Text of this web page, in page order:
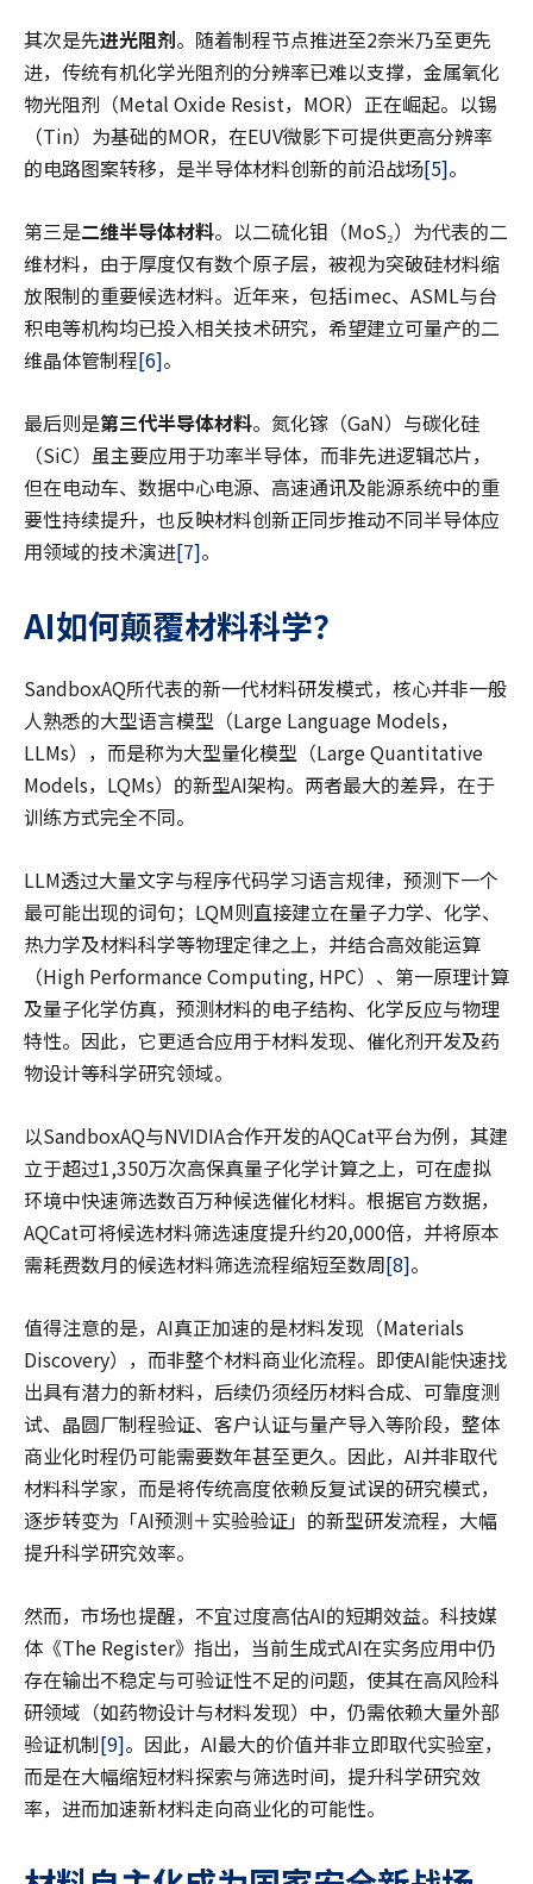
其次是先进光阻剂。随着制程节点推进至2奈米乃至更先
进，传统有机化学光阻剂的分辨率已难以支撑，金属氧化
物光阻剂（Metal Oxide Resist，MOR）正在崛起。以锡
（Tin）为基础的MOR，在EUV微影下可提供更高分辨率
的电路图案转移，是半导体材料创新的前沿战场[5]。
第三是二维半导体材料。以二硫化钼（MoS₂）为代表的二
维材料，由于厚度仅有数个原子层，被视为突破硅材料缩
放限制的重要候选材料。近年来，包括imec、ASML与台
积电等机构均已投入相关技术研究，希望建立可量产的二
维晶体管制程[6]。
最后则是第三代半导体材料。氮化镓（GaN）与碳化硅
（SiC）虽主要应用于功率半导体，而非先进逻辑芯片，
但在电动车、数据中心电源、高速通讯及能源系统中的重
要性持续提升，也反映材料创新正同步推动不同半导体应
用领域的技术演进[7]。
AI如何颠覆材料科学？
SandboxAQ所代表的新一代材料研发模式，核心并非一般
人熟悉的大型语言模型（Large Language Models，
LLMs），而是称为大型量化模型（Large Quantitative
Models，LQMs）的新型AI架构。两者最大的差异，在于
训练方式完全不同。
LLM透过大量文字与程序代码学习语言规律，预测下一个
最可能出现的词句；LQM则直接建立在量子力学、化学、
热力学及材料科学等物理定律之上，并结合高效能运算
（High Performance Computing, HPC）、第一原理计算
及量子化学仿真，预测材料的电子结构、化学反应与物理
特性。因此，它更适合应用于材料发现、催化剂开发及药
物设计等科学研究领域。
以SandboxAQ与NVIDIA合作开发的AQCat平台为例，其建
立于超过1,350万次高保真量子化学计算之上，可在虚拟
环境中快速筛选数百万种候选催化材料。根据官方数据，
AQCat可将候选材料筛选速度提升约20,000倍，并将原本
需耗费数月的候选材料筛选流程缩短至数周[8]。
值得注意的是，AI真正加速的是材料发现（Materials
Discovery），而非整个材料商业化流程。即使AI能快速找
出具有潜力的新材料，后续仍须经历材料合成、可靠度测
试、晶圆厂制程验证、客户认证与量产导入等阶段，整体
商业化时程仍可能需要数年甚至更久。因此，AI并非取代
材料科学家，而是将传统高度依赖反复试误的研究模式，
逐步转变为「AI预测＋实验验证」的新型研发流程，大幅
提升科学研究效率。
然而，市场也提醒，不宜过度高估AI的短期效益。科技媒
体《The Register》指出，当前生成式AI在实务应用中仍
存在输出不稳定与可验证性不足的问题，使其在高风险科
研领域（如药物设计与材料发现）中，仍需依赖大量外部
验证机制[9]。因此，AI最大的价值并非立即取代实验室，
而是在大幅缩短材料探索与筛选时间，提升科学研究效
率，进而加速新材料走向商业化的可能性。